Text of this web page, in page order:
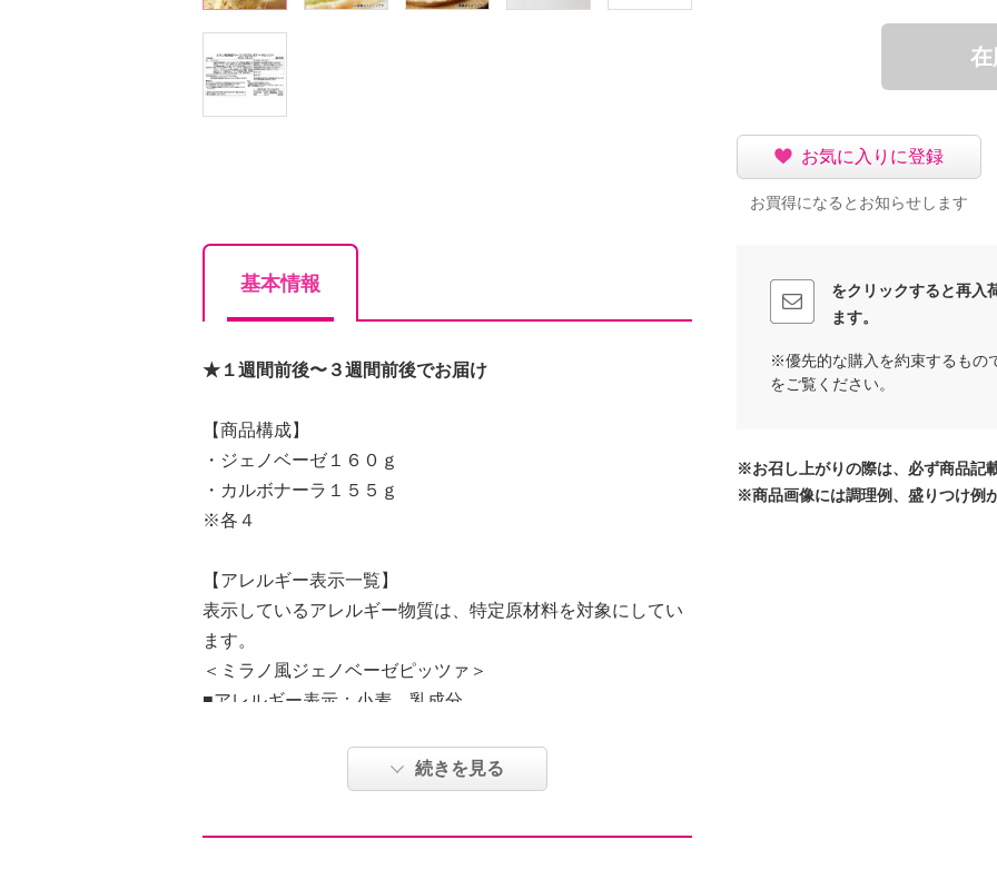
基本情報
★１週間前後〜３週間前後でお届け
【商品構成】
・ジェノベーゼ１６０ｇ
・カルボナーラ１５５ｇ
※各４
【アレルギー表示一覧】
表示しているアレルギー物質は、特定原材料を対象にしてい
ます。
＜ミラノ風ジェノベーゼピッツァ＞
■アレルギー表示：小麦、乳成分
特定原材料のうち、えび・かに・卵を含む製品を生産してい
続きを見る
在
お気に入りに登録
お買得になるとお知らせします
をクリックすると再入
ます。
※優先的な購入を約束するもの
をご覧ください。
※お召し上がりの際は、必ず商品記
※商品画像には調理例、盛りつけ例